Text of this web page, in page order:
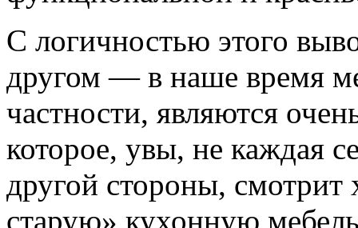
С логичностью этого
другом — в наше время
частности, являются
которое, увы, не каждая
другой стороны,
старую» кухонную